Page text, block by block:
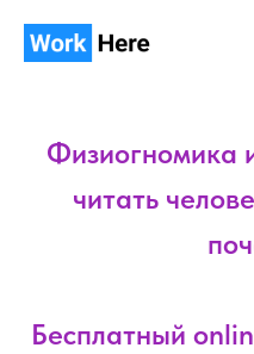
Физиогномика
читать
Бесплатный